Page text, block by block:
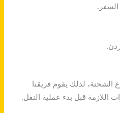
السفر.
لذلك يقوم فريقنا
اللازمة قبل بدء عملية النقل.